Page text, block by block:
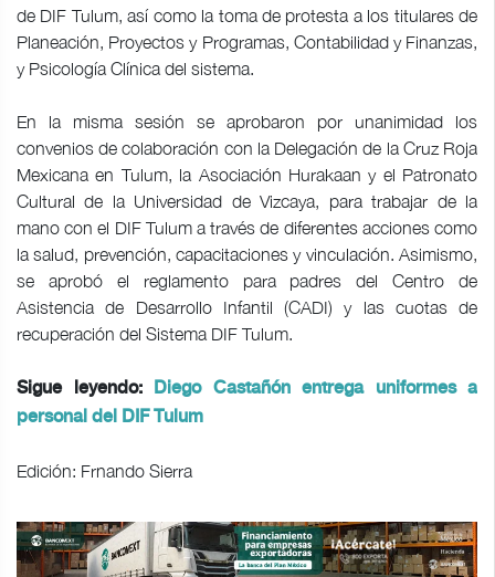
de DIF Tulum, así como la toma de protesta a los titulares de
Planeación, Proyectos y Programas, Contabilidad y Finanzas,
y Psicología Clínica del sistema.
En la misma sesión se aprobaron por unanimidad los
convenios de colaboración con la Delegación de la Cruz Roja
Mexicana en Tulum, la Asociación Hurakaan y el Patronato
Cultural de la Universidad de Vizcaya, para trabajar de la
mano con el DIF Tulum a través de diferentes acciones como
la salud, prevención, capacitaciones y vinculación. Asimismo,
se aprobó el reglamento para padres del Centro de
Asistencia de Desarrollo Infantil (CADI) y las cuotas de
recuperación del Sistema DIF Tulum.
Sigue leyendo:
Diego Castañón entrega uniformes a
personal del DIF Tulum
Edición: Frnando Sierra